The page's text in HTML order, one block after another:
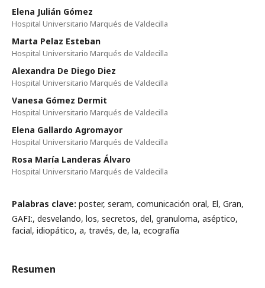
Elena Julián Gómez
Hospital Universitario Marqués de Valdecilla
Marta Pelaz Esteban
Hospital Universitario Marqués de Valdecilla
Alexandra De Diego Diez
Hospital Universitario Marqués de Valdecilla
Vanesa Gómez Dermit
Hospital Universitario Marqués de Valdecilla
Elena Gallardo Agromayor
Hospital Universitario Marqués de Valdecilla
Rosa María Landeras Álvaro
Hospital Universitario Marqués de Valdecilla
Palabras clave: poster, seram, comunicación oral, El, Gran,
GAFI:, desvelando, los, secretos, del, granuloma, aséptico,
facial, idiopático, a, través, de, la, ecografía
Resumen